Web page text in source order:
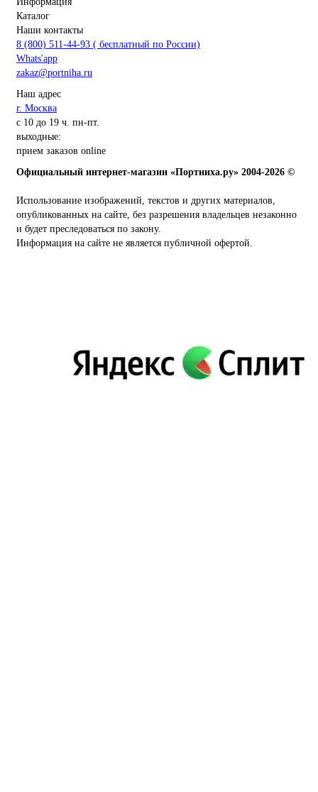
Каталог
Наши контакты
8 (800) 511-44-93 ( бесплатный по России)
Whats'app
zakaz@portniha.ru
Наш адрес
г. Москва
с 10 до 19 ч. пн-пт.
выходные:
прием заказов online
Официальный интернет-магазин «Портниха.ру» 2004-2026 ©
Использование изображений, текстов и других материалов,
опубликованных на сайте, без разрешения владельцев незаконно
и будет преследоваться по закону.
Информация на сайте не является публичной офертой.